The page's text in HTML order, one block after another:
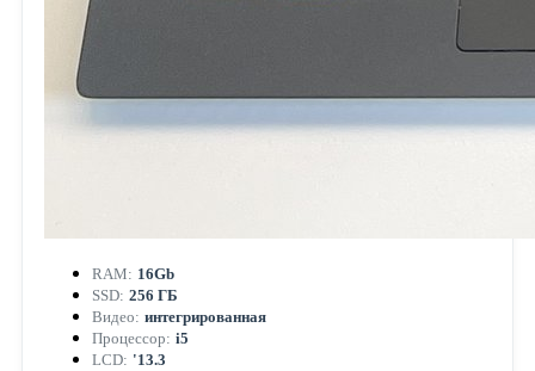
RAM: 16Gb
SSD: 256 ГБ
Видео: интегрированная
Процессор: i5
LCD: '13.3